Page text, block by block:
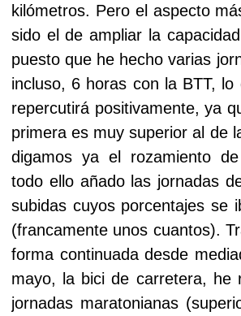
kilómetros. Pero el aspecto
sido el de ampliar la
puesto que he hecho varias
incluso, 6 horas con la BTT, lo
repercutirá positivamente, ya
primera es muy superior al de
digamos ya el rozamiento
todo ello añado las jornadas
subidas cuyos porcentajes se
(francamente unos cuantos).
forma continuada desde
mayo, la bici de carretera, he
jornadas maratonianas